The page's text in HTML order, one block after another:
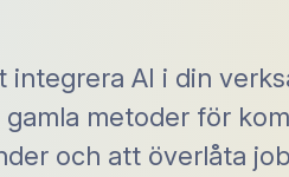
integrera AI i din
metoder för
och att överlåta